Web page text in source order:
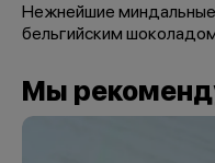
Нежнейшие
бельгийским
Мы